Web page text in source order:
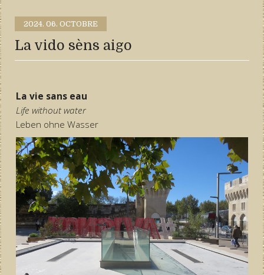
2024. 06. OCTOBRE
La vido sèns aigo
La vie sans eau
Life without water
Leben ohne Wasser